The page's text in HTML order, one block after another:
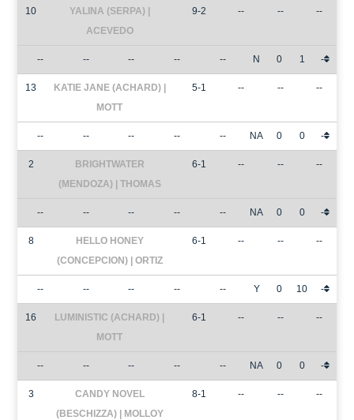
10
YALINA (SERPA) |
ACEVEDO
9-2 -- -- --
-- -- -- -- -- N 0 1 -
13
KATIE JANE (ACHARD) |
MOTT
5-1 -- -- --
-- -- -- -- -- NA 0 0 -
2
BRIGHTWATER
(MENDOZA) | THOMAS
6-1 -- -- --
-- -- -- -- -- NA 0 0 -
8
HELLO HONEY
(CONCEPCION) | ORTIZ
6-1 -- -- --
-- -- -- -- -- Y 0 10 -
16
LUMINISTIC (ACHARD) |
MOTT
6-1 -- -- --
-- -- -- -- -- NA 0 0 -
3
CANDY NOVEL
(BESCHIZZA) | MOLLOY
8-1 -- -- --